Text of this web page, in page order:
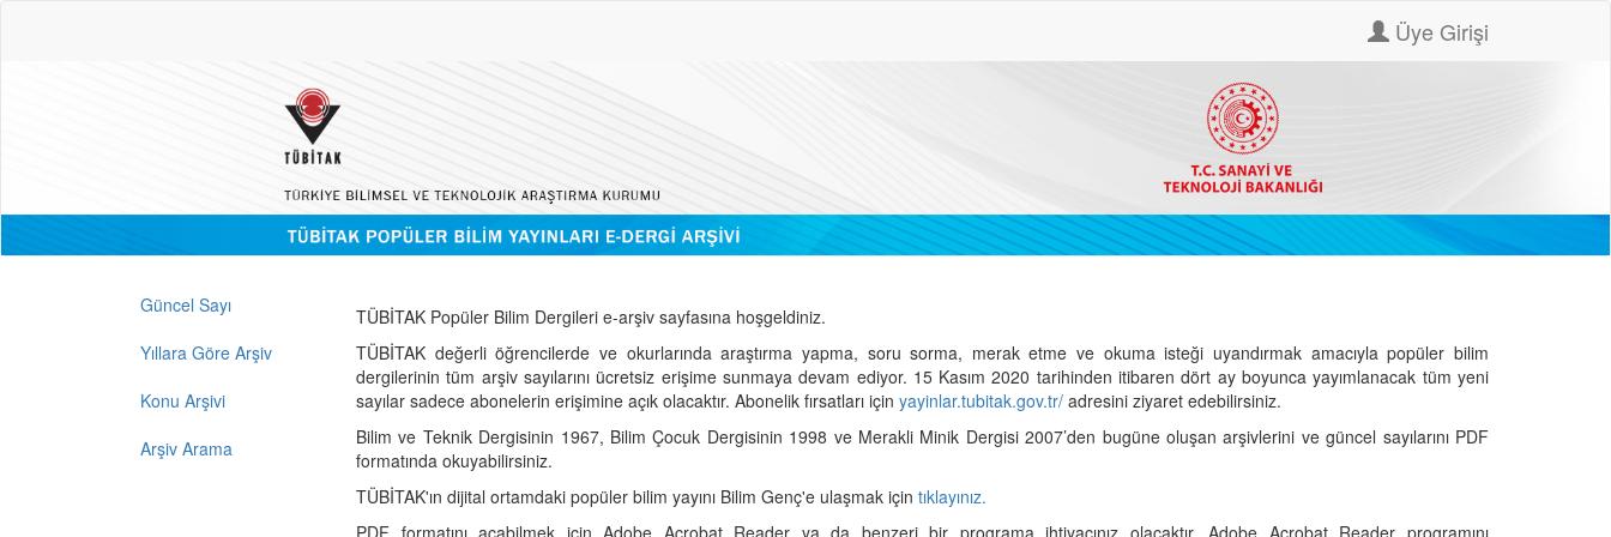
Üye Girişi
Güncel Sayı
Yıllara Göre Arşiv
Konu Arşivi
Arşiv Arama
TÜBİTAK Popüler Bilim Dergileri e-arşiv sayfasına hoşgeldiniz.
TÜBİTAK değerli öğrencilerde ve okurlarında araştırma yapma, soru sorma, merak etme ve okuma isteği uyandırmak amacıyla popüler bilim
dergilerinin tüm arşiv sayılarını ücretsiz erişime sunmaya devam ediyor. 15 Kasım 2020 tarihinden itibaren dört ay boyunca yayımlanacak tüm yeni
sayılar sadece abonelerin erişimine açık olacaktır. Abonelik fırsatları için yayinlar.tubitak.gov.tr/ adresini ziyaret edebilirsiniz.
Bilim ve Teknik Dergisinin 1967, Bilim Çocuk Dergisinin 1998 ve Merakli Minik Dergisi 2007’den bugüne oluşan arşivlerini ve güncel sayılarını PDF
formatında okuyabilirsiniz.
TÜBİTAK'ın dijital ortamdaki popüler bilim yayını Bilim Genç'e ulaşmak için tıklayınız.
PDF formatını açabilmek için Adobe Acrobat Reader ya da benzeri bir programa ihtiyacınız olacaktır. Adobe Acrobat Reader programını